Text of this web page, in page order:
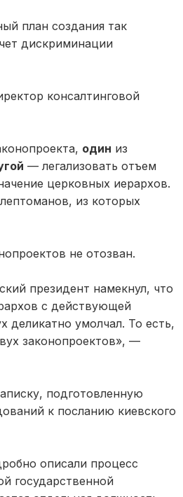
план создания так
дискриминации
консалтинговой
один из
— легализовать отъем
церковных иерархов.
из которых
не отозван.
президент намекнул, что
с действующей
деликатно умолчал. То есть,
законопроектов», —
подготовленную
к посланию киевского
описали процесс
государственной